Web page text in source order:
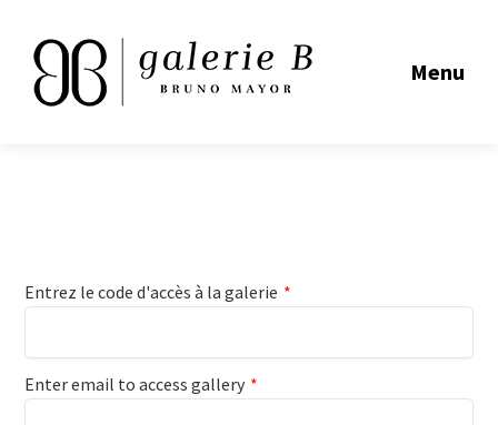
Menu
Entrez le code d'accès à la galerie *
Enter email to access gallery *